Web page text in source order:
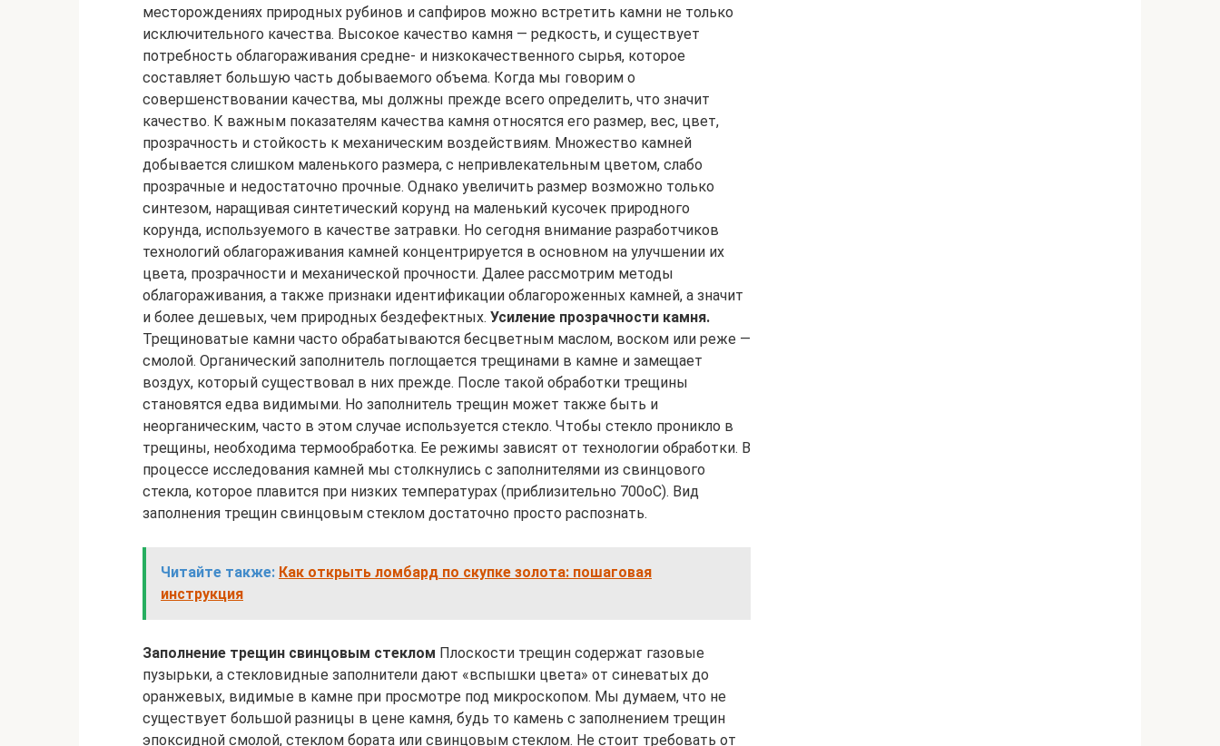
месторождениях природных рубинов и сапфиров можно встретить камни не только
исключительного качества. Высокое качество камня — редкость, и существует
потребность облагораживания средне- и низкокачественного сырья, которое
составляет большую часть добываемого объема. Когда мы говорим о
совершенствовании качества, мы должны прежде всего определить, что значит
качество. К важным показателям качества камня относятся его размер, вес, цвет,
прозрачность и стойкость к механическим воздействиям. Множество камней
добывается слишком маленького размера, с непривлекательным цветом, слабо
прозрачные и недостаточно прочные. Однако увеличить размер возможно только
синтезом, наращивая синтетический корунд на маленький кусочек природного
корунда, используемого в качестве затравки. Но сегодня внимание разработчиков
технологий облагораживания камней концентрируется в основном на улучшении их
цвета, прозрачности и механической прочности. Далее рассмотрим методы
облагораживания, а также признаки идентификации облагороженных камней, а значит
и более дешевых, чем природных бездефектных. Усиление прозрачности камня.
Трещиноватые камни часто обрабатываются бесцветным маслом, воском или реже —
смолой. Органический заполнитель поглощается трещинами в камне и замещает
воздух, который существовал в них прежде. После такой обработки трещины
становятся едва видимыми. Но заполнитель трещин может также быть и
неорганическим, часто в этом случае используется стекло. Чтобы стекло проникло в
трещины, необходима термообработка. Ее режимы зависят от технологии обработки. В
процессе исследования камней мы столкнулись с заполнителями из свинцового
стекла, которое плавится при низких температурах (приблизительно 700oC). Вид
заполнения трещин свинцовым стеклом достаточно просто распознать.
Читайте также: Как открыть ломбард по скупке золота: пошаговая
инструкция
Заполнение трещин свинцовым стеклом Плоскости трещин содержат газовые
пузырьки, а стекловидные заполнители дают «вспышки цвета» от синеватых до
оранжевых, видимые в камне при просмотре под микроскопом. Мы думаем, что не
существует большой разницы в цене камня, будь то камень с заполнением трещин
эпоксидной смолой, стеклом бората или свинцовым стеклом. Не стоит требовать от